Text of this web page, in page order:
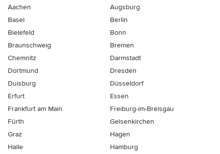
Aachen
Augsburg
Basel
Berlin
Bielefeld
Bonn
Braunschweig
Bremen
Chemnitz
Darmstadt
Dortmund
Dresden
Duisburg
Düsseldorf
Erfurt
Essen
Frankfurt am Main
Freiburg-im-Breisgau
Fürth
Gelsenkirchen
Graz
Hagen
Halle
Hamburg